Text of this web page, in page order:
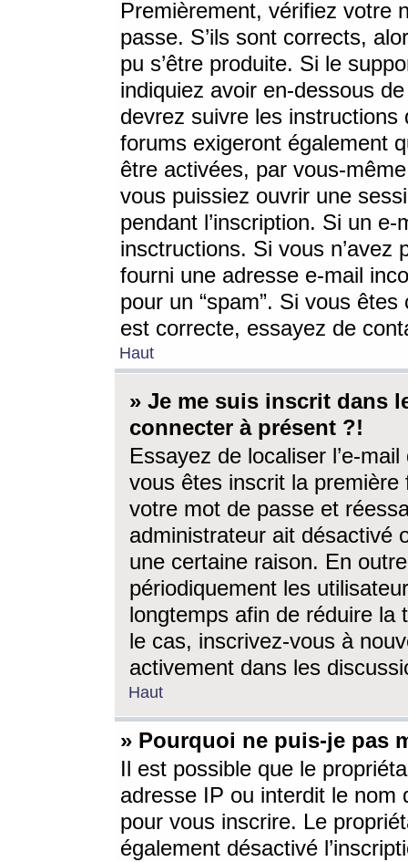
Premièrement, vérifiez votre
passe. S’ils sont corrects,
pu s’être produite. Si le
indiquiez avoir en-dessous
devrez suivre les
forums exigeront également
être activées, par vous-
vous puissiez ouvrir une
pendant l’inscription. Si un
insctructions. Si vous n’avez
fourni une adresse e-mail
pour un “spam”. Si vous
est correcte, essayez de
Haut
» Je me suis inscrit dans
connecter à présent ?!
Essayez de localiser l’e-
vous êtes inscrit la première
votre mot de passe et
administrateur ait désactivé
une certaine raison. En
périodiquement les
longtemps afin de réduire la
le cas, inscrivez-vous à
activement dans les
Haut
» Pourquoi ne puis-je pas
Il est possible que le
adresse IP ou interdit le nom
pour vous inscrire. Le
également désactivé